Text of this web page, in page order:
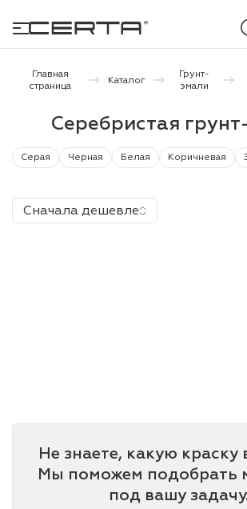
покрытия
и дачи
бетону,
Главная
страница
Каталог
Грунт-
эмали
Серебристая
Серая Черная Белая Коричневая
Сначала дешевле
Не знаете, какую краску
Мы поможем подобрать
под вашу